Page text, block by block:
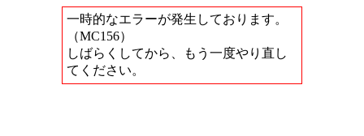
一時的なエラーが発生しております。
（MC156）
しばらくしてから、もう一度やり直し
てください。